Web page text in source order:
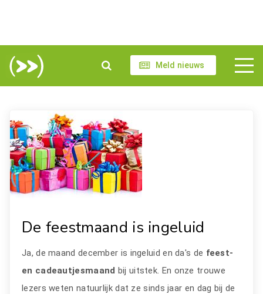
Meld nieuws
De feestmaand is ingeluid
Ja, de maand december is ingeluid en da's de feest-
en cadeautjesmaand bij uitstek. En onze trouwe
lezers weten natuurlijk dat ze sinds jaar en dag bij de